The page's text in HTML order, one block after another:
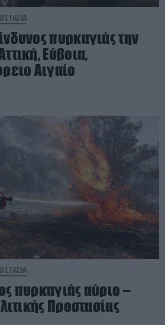
πυρκαγιάς την
Εύβοια,
Αιγαίο
πυρκαγιάς αύριο –
Προστασίας